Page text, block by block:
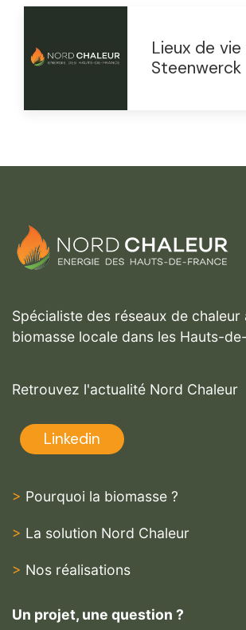
Lieux de vie
Steenwerck
Spécialiste des réseaux de chaleur
biomasse locale dans les Hauts-
Retrouvez l'actualité Nord Chaleur
Linkedin
> Pourquoi la biomasse ?
> La solution Nord Chaleur
> Nos réalisations
Un projet, une question ?